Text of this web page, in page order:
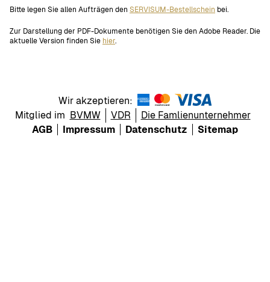
Bitte legen Sie allen Aufträgen den SERVISUM-Bestellschein bei.
Zur Darstellung der PDF-Dokumente benötigen Sie den Adobe Reader. Die
aktuelle Version finden Sie hier.
Wir akzeptieren:
Mitglied im BVMW VDR
Die Famlienunternehmer
AGB
Impressum Datenschutz Sitemap